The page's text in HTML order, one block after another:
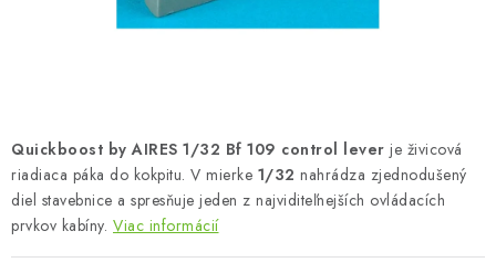
VOUCHERS
PREDÁVANÉ ZNAČKY
Quickboost by AIRES 1/32 Bf 109 control lever je živicová
riadiaca páka do kokpitu. V mierke 1/32 nahrádza zjednodušený
diel stavebnice a spresňuje jeden z najviditeľnejších ovládacích
prvkov kabíny. Viac informácií